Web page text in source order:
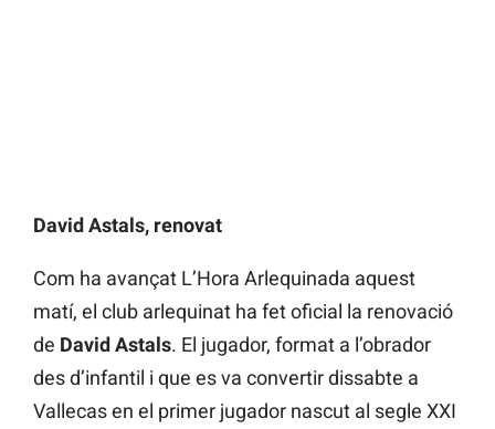
David Astals, renovat
Com ha avançat L’Hora Arlequinada aquest
matí, el club arlequinat ha fet oficial la renovació
de David Astals. El jugador, format a l’obrador
des d’infantil i que es va convertir dissabte a
Vallecas en el primer jugador nascut al segle XXI